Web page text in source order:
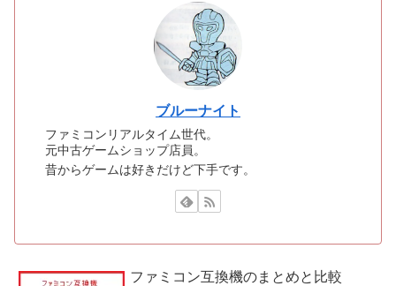
ブルーナイト
ファミコンリアルタイム世代。
元中古ゲームショップ店員。
昔からゲームは好きだけど下手です。
ファミコン互換機のまとめと比較